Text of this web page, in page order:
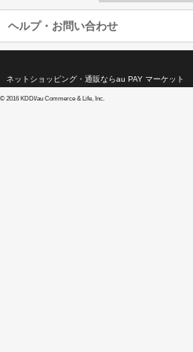
ヘルプ・お問い合わせ
ネットショッピング・通販ならau PAY マーケット
© 2016 KDDI/au Commerce & Life, Inc.